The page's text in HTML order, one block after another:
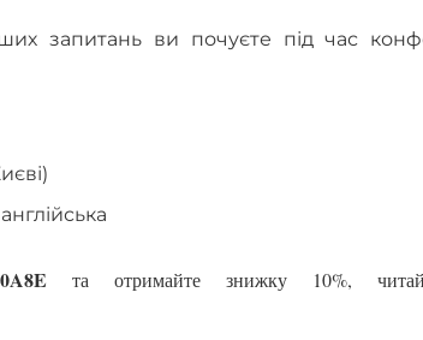
запитань ви почуєте під час
та отримайте знижку 10%,